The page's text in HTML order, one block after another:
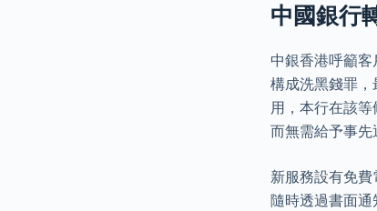
中國銀行
中銀香港呼籲
構成洗黑錢罪
用，本行在該
而無需給予事先
新服務設有免
隨時透過書面通